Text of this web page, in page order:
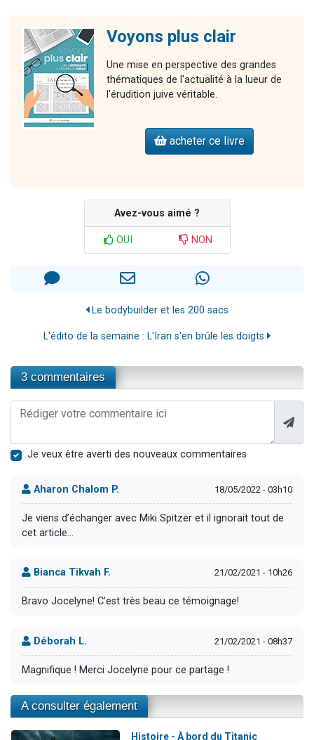
Voyons plus clair
Une mise en perspective des grandes
thématiques de l'actualité à la lueur de
l'érudition juive véritable.
acheter ce livre
Avez-vous aimé ?
OUI NON
Le bodybuilder et les 200 sacs
L'édito de la semaine : L'Iran s'en brûle les doigts
3 commentaires
Je veux être averti des nouveaux commentaires
Aharon Chalom P. 18/05/2022 - 03h10
Je viens d’échanger avec Miki Spitzer et il ignorait tout de
cet article…
Bianca Tikvah F. 21/02/2021 - 10h26
Bravo Jocelyne! C’est très beau ce témoignage!
Déborah L. 21/02/2021 - 08h37
Magnifique ! Merci Jocelyne pour ce partage !
A consulter également
Histoire - À bord du Titanic